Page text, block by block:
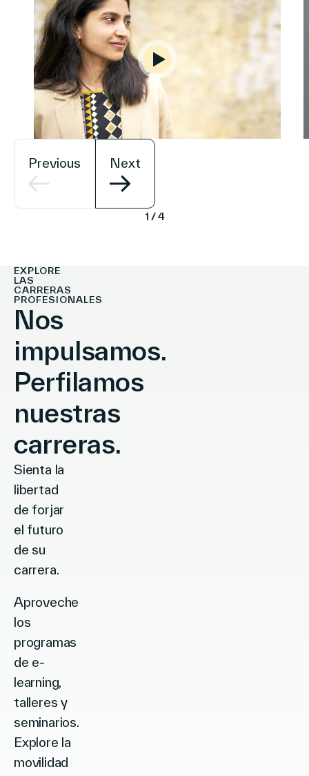
Previous Next
1 /4
EXPLORE
LAS
CARRERAS
PROFESIONALES
Nos
impulsamos.
Perfilamos
nuestras
carreras.
Sienta la
libertad
de forjar
el futuro
de su
carrera.
Aproveche
los
programas
de e-
learning,
talleres y
seminarios.
Explore la
movilidad